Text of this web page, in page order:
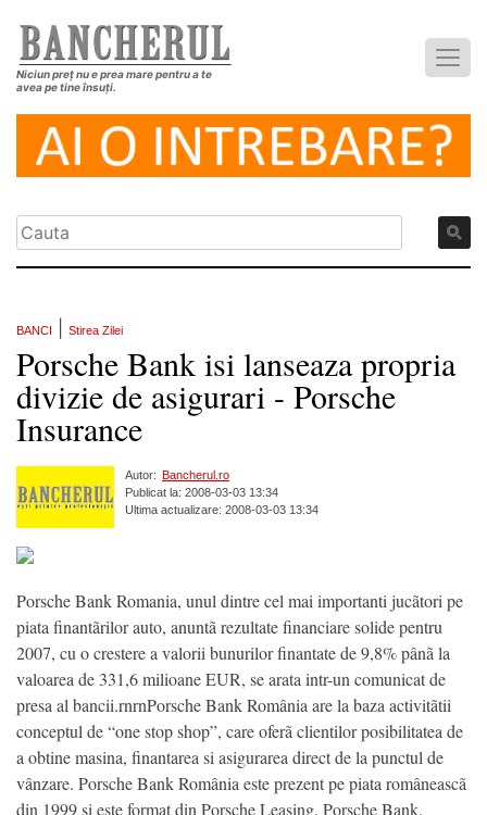
Niciun preț nu e prea mare pentru a te
avea pe tine însuți.
BANCI Stirea Zilei
Porsche Bank isi lanseaza propria
divizie de asigurari - Porsche
Insurance
Autor: Bancherul.ro
Publicat la: 2008-03-03 13:34
Ultima actualizare: 2008-03-03 13:34
Porsche Bank Romania, unul dintre cel mai importanti jucãtori pe
piata finantãrilor auto, anuntã rezultate financiare solide pentru
2007, cu o crestere a valorii bunurilor finantate de 9,8% pânã la
valoarea de 331,6 milioane EUR, se arata intr-un comunicat de
presa al bancii.rnrnPorsche Bank România are la baza activitãtii
conceptul de “one stop shop”, care oferã clientilor posibilitatea de
a obtine masina, finantarea si asigurarea direct de la punctul de
vânzare. Porsche Bank România este prezent pe piata româneascã
din 1999 si este format din Porsche Leasing, Porsche Bank,